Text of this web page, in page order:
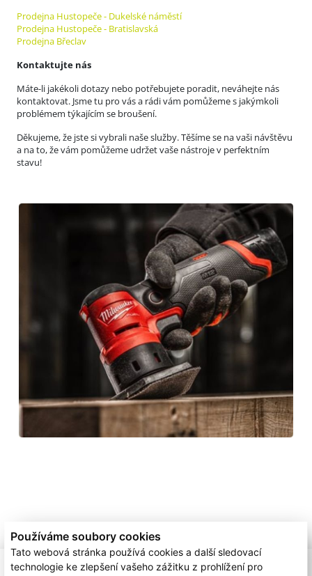
Používáme soubory cookies
Tato webová stránka používá cookies a další sledovací
technologie ke zlepšení vašeho zážitku z prohlížení pro
Prodejna Hustopeče - Dukelské náměstí
Prodejna Hustopeče - Bratislavská
Prodejna Břeclav
Kontaktujte nás
Máte-li jakékoli dotazy nebo potřebujete poradit, neváhejte nás
kontaktovat. Jsme tu pro vás a rádi vám pomůžeme s jakýmkoli
problémem týkajícím se broušení.
Děkujeme, že jste si vybrali naše služby. Těšíme se na vaši návštěvu
a na to, že vám pomůžeme udržet vaše nástroje v perfektním
stavu!